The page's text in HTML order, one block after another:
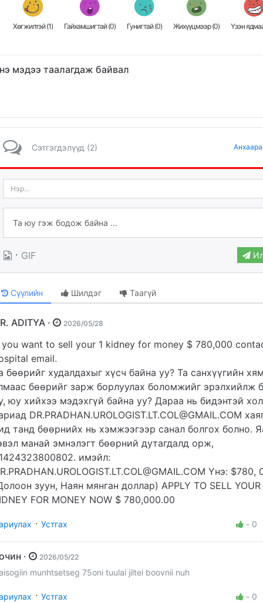
Хөгжилтэй (1) Гайхамшигтай (0) Гунигтай (0) Жихүүцмээр (0) Үзэн
мэдээ таалагдаж байвал
Сэтгэгдэлүүд (2)
· GIF
Сүүлийн Шилдэг Таагүй
DR. ADITYA · 2026/05/28
want to sell your 1 kidney for money $ 780,000
email.
бөөрийг худалдахыг хүсч байна уу? Та санхүүгийн
бөөрийг зарж борлуулах боломжийг эрэлхийлж
юу хийхээ мэдэхгүй байна уу? Дараа нь бидэнтэй
DR.PRADHAN.UROLOGIST.LT.COL@GMAIL.COM
танд бөөрнийх нь хэмжээгээр санал болгох болно.
манай эмнэлэгт бөөрний дутагдалд орж,
имэйл:
Yнэ: $780,
зуун, Наян мянган доллар) APPLY TO SELL YOUR
FOR MONEY NOW $ 780,000.00
· Устгах - 0
Зочин · 2026/05/22
munhtsetseg 75oni tuulai jiltei boovnii nuh
· Устгах - 0